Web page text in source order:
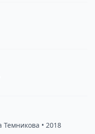
Темникова • 2018